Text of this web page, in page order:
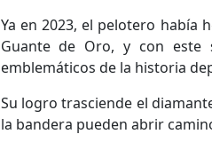
Ya en 2023, el pelotero había
Guante de Oro, y con este
emblemáticos de la historia
Su logro trasciende el
la bandera pueden abrir